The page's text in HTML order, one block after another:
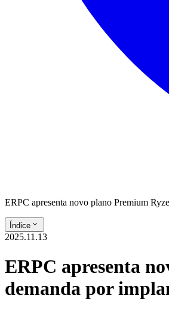
ERPC apresenta novo plano Premium
Índice
2025.11.13
ERPC apresenta
demanda por